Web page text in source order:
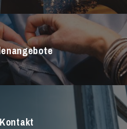
OnR mit euch
Kontakt